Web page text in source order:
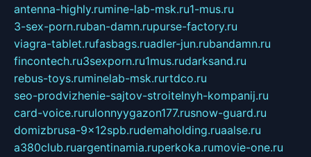
antenna-highly.rumine-lab-msk.ru1-mus.ru
3-sex-porn.ruban-damn.rupurse-factory.ru
viagra-tablet.rufasbags.ruadler-jun.rubandamn.ru
fincontech.ru3sexporn.ru1mus.rudarksand.ru
rebus-toys.ruminelab-msk.rurtdco.ru
seo-prodvizhenie-sajtov-stroitelnyh-kompanij.ru
card-voice.rurulonnyygazon177.rusnow-guard.ru
domizbrusa-9x12spb.rudemaholding.ruaalse.ru
a380club.ruargentinamia.ruperkoka.rumovie-one.ru